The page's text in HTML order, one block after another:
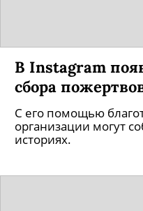
В Instagram
сбора
С его помощью
организации могут
историях.